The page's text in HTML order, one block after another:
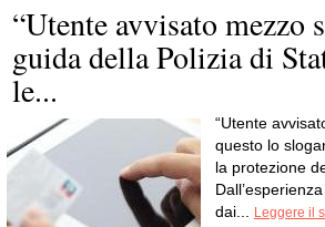
“Utente avvisato mezzo
guida della Polizia di
le...
“Utente
questo lo
la protezione
dai...
Leggere il